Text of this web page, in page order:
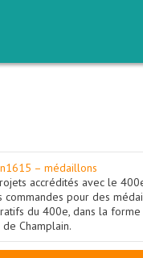
– médaillons
accrédités avec le
commandes pour des
du 400e, dans la
Champlain.